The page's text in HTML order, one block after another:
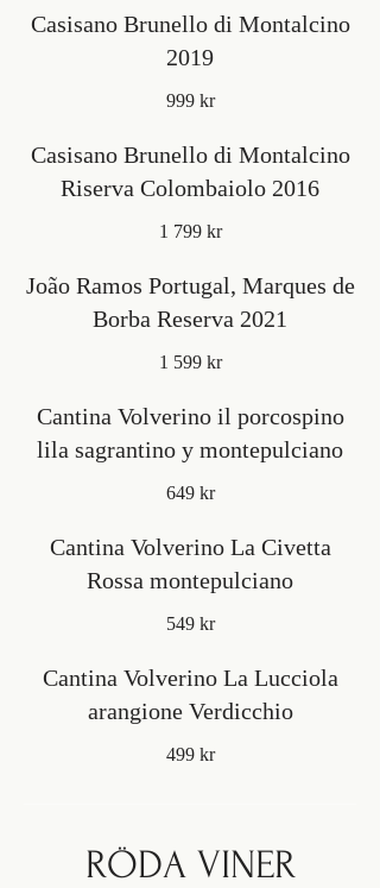
Casisano Brunello di Montalcino
2019
999 kr
Casisano Brunello di Montalcino
Riserva Colombaiolo 2016
1 799 kr
João Ramos Portugal, Marques de
Borba Reserva 2021
1 599 kr
Cantina Volverino il porcospino
lila sagrantino y montepulciano
649 kr
Cantina Volverino La Civetta
Rossa montepulciano
549 kr
Cantina Volverino La Lucciola
arangione Verdicchio
499 kr
RÖDA VINER